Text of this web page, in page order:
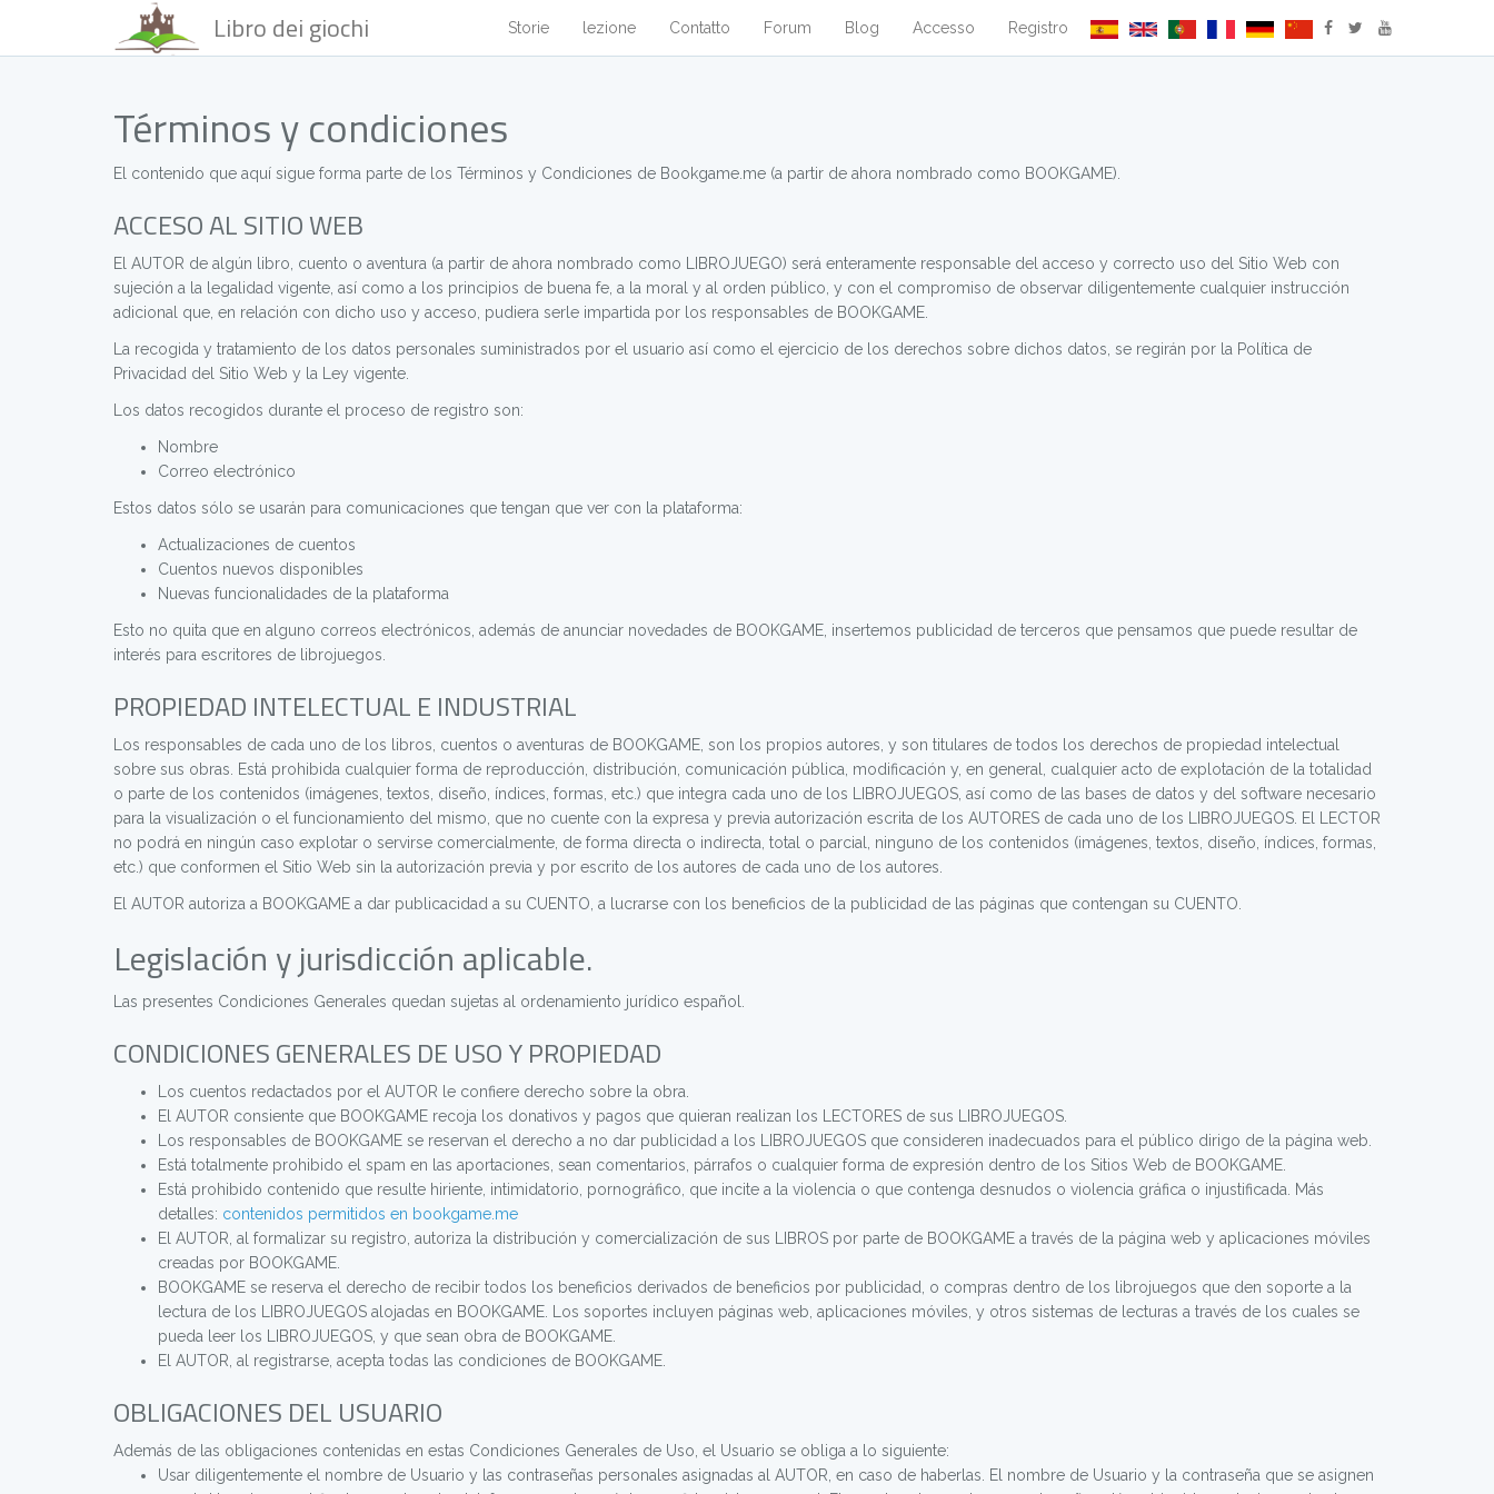
Libro dei giochi Storie lezione Contatto Forum Blog Accesso Registro
Términos y condiciones
El contenido que aquí sigue forma parte de los Términos y Condiciones de Bookgame.me (a partir de ahora nombrado como BOOKGAME).
ACCESO AL SITIO WEB
El AUTOR de algún libro, cuento o aventura (a partir de ahora nombrado como LIBROJUEGO) será enteramente responsable del acceso y correcto uso del Sitio Web con
sujeción a la legalidad vigente, así como a los principios de buena fe, a la moral y al orden público, y con el compromiso de observar diligentemente cualquier instrucción
adicional que, en relación con dicho uso y acceso, pudiera serle impartida por los responsables de BOOKGAME.
La recogida y tratamiento de los datos personales suministrados por el usuario así como el ejercicio de los derechos sobre dichos datos, se regirán por la Política de
Privacidad del Sitio Web y la Ley vigente.
Los datos recogidos durante el proceso de registro son:
Nombre
Correo electrónico
Estos datos sólo se usarán para comunicaciones que tengan que ver con la plataforma:
Actualizaciones de cuentos
Cuentos nuevos disponibles
Nuevas funcionalidades de la plataforma
Esto no quita que en alguno correos electrónicos, además de anunciar novedades de BOOKGAME, insertemos publicidad de terceros que pensamos que puede resultar de
interés para escritores de librojuegos.
PROPIEDAD INTELECTUAL E INDUSTRIAL
Los responsables de cada uno de los libros, cuentos o aventuras de BOOKGAME, son los propios autores, y son titulares de todos los derechos de propiedad intelectual
sobre sus obras. Está prohibida cualquier forma de reproducción, distribución, comunicación pública, modificación y, en general, cualquier acto de explotación de la totalidad
o parte de los contenidos (imágenes, textos, diseño, índices, formas, etc.) que integra cada uno de los LIBROJUEGOS, así como de las bases de datos y del software necesario
para la visualización o el funcionamiento del mismo, que no cuente con la expresa y previa autorización escrita de los AUTORES de cada uno de los LIBROJUEGOS. El LECTOR
no podrá en ningún caso explotar o servirse comercialmente, de forma directa o indirecta, total o parcial, ninguno de los contenidos (imágenes, textos, diseño, índices, formas,
etc.) que conformen el Sitio Web sin la autorización previa y por escrito de los autores de cada uno de los autores.
El AUTOR autoriza a BOOKGAME a dar publicacidad a su CUENTO, a lucrarse con los beneficios de la publicidad de las páginas que contengan su CUENTO.
Legislación y jurisdicción aplicable.
Las presentes Condiciones Generales quedan sujetas al ordenamiento jurídico español.
CONDICIONES GENERALES DE USO Y PROPIEDAD
Los cuentos redactados por el AUTOR le confiere derecho sobre la obra.
El AUTOR consiente que BOOKGAME recoja los donativos y pagos que quieran realizan los LECTORES de sus LIBROJUEGOS.
Los responsables de BOOKGAME se reservan el derecho a no dar publicidad a los LIBROJUEGOS que consideren inadecuados para el público dirigo de la página web.
Está totalmente prohibido el spam en las aportaciones, sean comentarios, párrafos o cualquier forma de expresión dentro de los Sitios Web de BOOKGAME.
Está prohibido contenido que resulte hiriente, intimidatorio, pornográfico, que incite a la violencia o que contenga desnudos o violencia gráfica o injustificada. Más
detalles: contenidos permitidos en bookgame.me
El AUTOR, al formalizar su registro, autoriza la distribución y comercialización de sus LIBROS por parte de BOOKGAME a través de la página web y aplicaciones móviles
creadas por BOOKGAME.
BOOKGAME se reserva el derecho de recibir todos los beneficios derivados de beneficios por publicidad, o compras dentro de los librojuegos que den soporte a la
lectura de los LIBROJUEGOS alojadas en BOOKGAME. Los soportes incluyen páginas web, aplicaciones móviles, y otros sistemas de lecturas a través de los cuales se
pueda leer los LIBROJUEGOS, y que sean obra de BOOKGAME.
El AUTOR, al registrarse, acepta todas las condiciones de BOOKGAME.
OBLIGACIONES DEL USUARIO
Además de las obligaciones contenidas en estas Condiciones Generales de Uso, el Usuario se obliga a lo siguiente:
Usar diligentemente el nombre de Usuario y las contraseñas personales asignadas al AUTOR, en caso de haberlas. El nombre de Usuario y la contraseña que se asignen